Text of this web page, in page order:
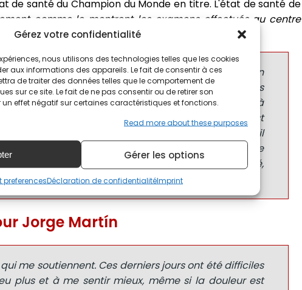
Gérez votre confidentialité
nous utilisons des technologies telles que les cookies
aux informations des appareils. Le fait de consentir à ces
de traiter des données telles que le comportement de
sur ce site. Le fait de ne pas consentir ou de retirer son
effet négatif sur certaines caractéristiques et fonctions.
Read more about these purposes
Gérer les options
preferencesDéclaration de confidentialitéImprint
de santé du Champion du Monde en titre. L'état de santé de
comme le montrent les examens effectués au centre
".
le traumatisme pleuropulmonaire a nécessité un
réexpansion des poumons. Les fractures aux côtes
et constituent une limitation supplémentaire à
la situation est contrôlée à chaque étape. Il est
manière stable ; ce n'est qu'à cette condition qu'il
et que le drainage restera en place. Après une
de retirer le drainage", continue le communiqué,
possible d'après le retrait du drain.
Jorge Martín
me soutiennent. Ces derniers jours ont été difficiles
plus et à me sentir mieux, même si la douleur est